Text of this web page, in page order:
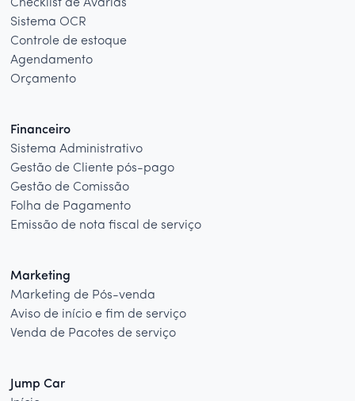
Checklist de Avarias
Sistema OCR
Controle de estoque
Agendamento
Orçamento
Financeiro
Sistema Administrativo
Gestão de Cliente pós-pago
Gestão de Comissão
Folha de Pagamento
Emissão de nota fiscal de serviço
Marketing
Marketing de Pós-venda
Aviso de início e fim de serviço
Venda de Pacotes de serviço
Jump Car